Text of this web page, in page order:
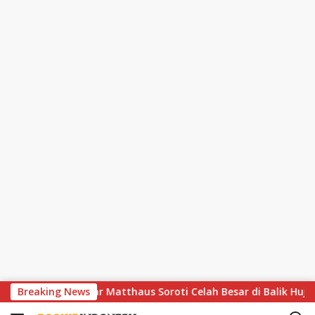
k
Breaking News
Lothar Matthaus Soroti Celah Besar di Balik Hujan Gol